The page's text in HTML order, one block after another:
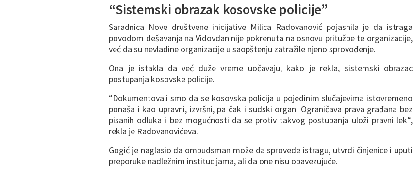
“Sistemski obrazak kosovske policije”
Saradnica Nove društvene inicijative Milica Radovanović pojasnila je da istraga
povodom dešavanja na Vidovdan nije pokrenuta na osnovu pritužbe te organizacije,
već da su nevladine organizacije u saopštenju zatražile njeno sprovođenje.
Ona je istakla da već duže vreme uočavaju, kako je rekla, sistemski obrazac
postupanja kosovske policije.
“Dokumentovali smo da se kosovska policija u pojedinim slučajevima istovremeno
ponaša i kao upravni, izvršni, pa čak i sudski organ. Ograničava prava građana bez
pisanih odluka i bez mogućnosti da se protiv takvog postupanja uloži pravni lek“,
rekla je Radovanovićeva.
Gogić je naglasio da ombudsman može da sprovede istragu, utvrdi činjenice i uputi
preporuke nadležnim institucijama, ali da one nisu obavezujuće.